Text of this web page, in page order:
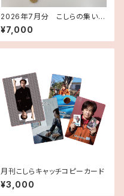
2026年7月分 こしらの集いツ
アー 記念手ぬぐいセット
¥7,000
月刊こしらキャッチコピーカード
¥3,000